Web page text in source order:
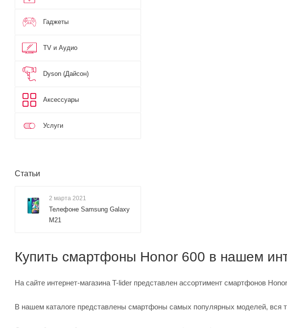
Гаджеты
TV и Аудио
Dyson (Дайсон)
Аксессуары
Услуги
Статьи
2 марта 2021
Телефоне Samsung Galaxy
M21
Купить смартфоны Honor 600 в нашем
На сайте интернет-магазина T-lider представлен ассортимент смартфонов
В нашем каталоге представлены смартфоны самых популярных моделей, вся